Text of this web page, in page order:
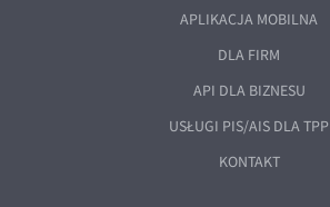
APLIKACJA MOBILNA
DLA FIRM
API DLA BIZNESU
USŁUGI PIS/AIS DLA TPP
KONTAKT